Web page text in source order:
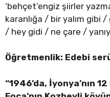
‘behçet’engiz şiirler
karanlığa / bir yalım gibi
/ hey gidi / ne çare /
Öğretmenlik: Edebi
“1946’da, İyonya’nın